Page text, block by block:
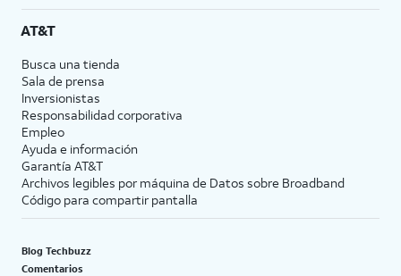
AT&T
Busca una tienda
Sala de prensa
Inversionistas
Responsabilidad corporativa
Empleo
Ayuda e información
Garantía AT&T
Archivos legibles por máquina de Datos sobre Broadband
Código para compartir pantalla
Blog Techbuzz
Comentarios